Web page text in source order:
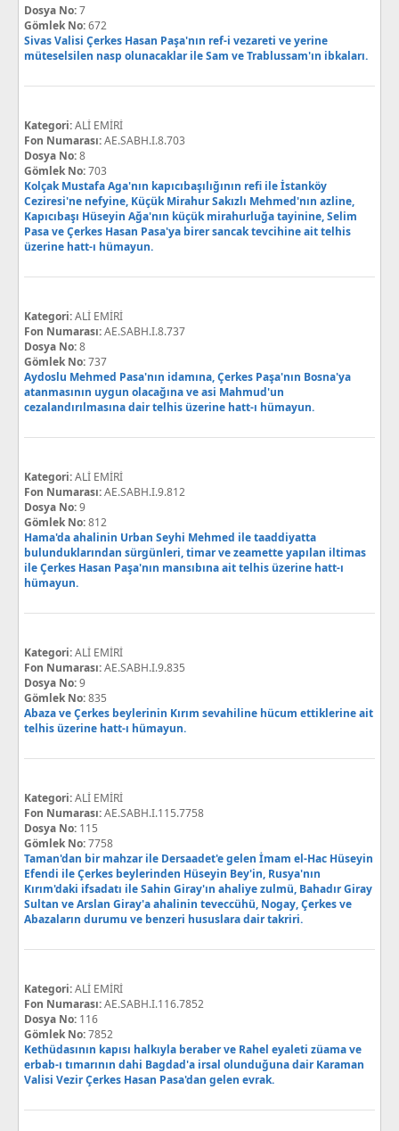
Dosya No:7
Gömlek No:672
Sivas Valisi Çerkes Hasan Paşa'nın ref-i vezareti ve yerine
müteselsilen nasp olunacaklar ile Sam ve Trablussam'ın ibkaları.
Kategori:ALİ EMİRİ
Fon Numarası:AE.SABH.I.8.703
Dosya No:8
Gömlek No:703
Kolçak Mustafa Aga'nın kapıcıbaşılığının refi ile İstanköy
Ceziresi'ne nefyine, Küçük Mirahur Sakızlı Mehmed'nın azline,
Kapıcıbaşı Hüseyin Ağa'nın küçük mirahurluğa tayinine, Selim
Pasa ve Çerkes Hasan Pasa'ya birer sancak tevcihine ait telhis
üzerine hatt-ı hümayun.
Kategori:ALİ EMİRİ
Fon Numarası:AE.SABH.I.8.737
Dosya No:8
Gömlek No:737
Aydoslu Mehmed Pasa'nın idamına, Çerkes Paşa'nın Bosna'ya
atanmasının uygun olacağına ve asi Mahmud'un
cezalandırılmasına dair telhis üzerine hatt-ı hümayun.
Kategori:ALİ EMİRİ
Fon Numarası:AE.SABH.I.9.812
Dosya No:9
Gömlek No:812
Hama'da ahalinin Urban Seyhi Mehmed ile taaddiyatta
bulunduklarından sürgünleri, timar ve zeamette yapılan iltimas
ile Çerkes Hasan Paşa'nın mansıbına ait telhis üzerine hatt-ı
hümayun.
Kategori:ALİ EMİRİ
Fon Numarası:AE.SABH.I.9.835
Dosya No:9
Gömlek No:835
Abaza ve Çerkes beylerinin Kırım sevahiline hücum ettiklerine ait
telhis üzerine hatt-ı hümayun.
Kategori:ALİ EMİRİ
Fon Numarası:AE.SABH.I.115.7758
Dosya No: 115
Gömlek No:7758
Taman'dan bir mahzar ile Dersaadet'e gelen İmam el-Hac Hüseyin
Efendi ile Çerkes beylerinden Hüseyin Bey'in, Rusya'nın
Kırım'daki ifsadatı ile Sahin Giray'ın ahaliye zulmü, Bahadır Giray
Sultan ve Arslan Giray'a ahalinin teveccühü, Nogay, Çerkes ve
Abazaların durumu ve benzeri hususlara dair takriri.
Kategori:ALİ EMİRİ
Fon Numarası:AE.SABH.I.116.7852
Dosya No: 116
Gömlek No:7852
Kethüdasının kapısı halkıyla beraber ve Rahel eyaleti züama ve
erbab-ı tımarının dahi Bagdad'a irsal olunduğuna dair Karaman
Valisi Vezir Çerkes Hasan Pasa'dan gelen evrak.